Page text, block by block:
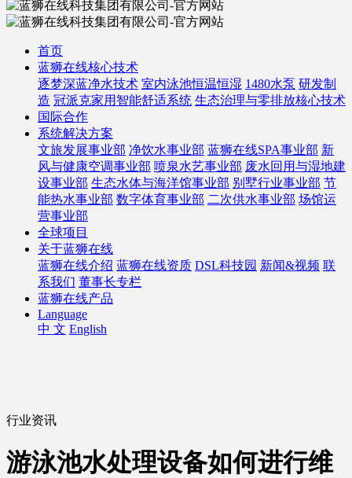
首页
蓝狮在线核心技术
逐梦深蓝净水技术 室内泳池恒温恒湿 1480水泵 研发制
造 冠派克家用智能舒适系统 生态治理与零排放核心技术
国际合作
系统解决方案
文旅发展事业部 净饮水事业部 蓝狮在线SPA事业部 新
风与健康空调事业部 喷泉水艺事业部 废水回用与湿地建
设事业部 生态水体与海洋馆事业部 别墅行业事业部 节
能热水事业部 数字体育事业部 二次供水事业部 场馆运
营事业部
全球项目
关于蓝狮在线
蓝狮在线介绍 蓝狮在线资质 DSL科技园 新闻&视频 联
系我们 董事长专栏
蓝狮在线产品
Language
中 文 English
行业资讯
游泳池水处理设备如何进行维